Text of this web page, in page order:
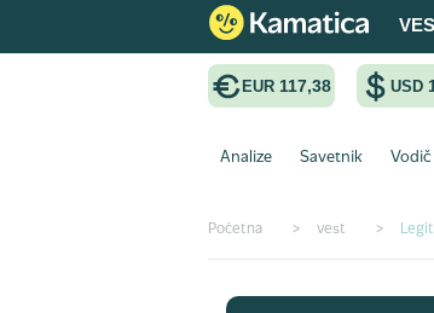
EUR 117,38 USD
Analize Savetnik Vodič
Početna > vest >